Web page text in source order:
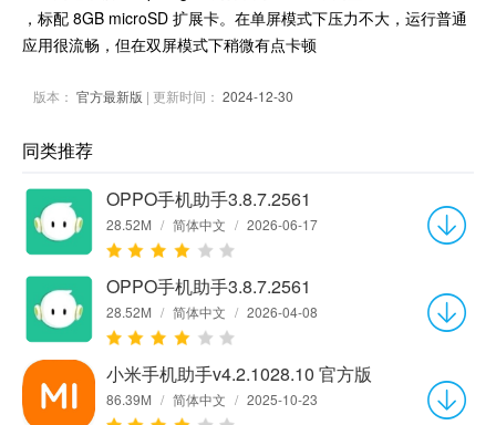
，标配 8GB microSD 扩展卡。在单屏模式下压力不大，运行普通
应用很流畅，但在双屏模式下稍微有点卡顿
版本： 官方最新版 | 更新时间： 2024-12-30
同类推荐
OPPO手机助手3.8.7.2561
28.52M / 简体中文 / 2026-06-17
OPPO手机助手3.8.7.2561
28.52M / 简体中文 / 2026-04-08
小米手机助手v4.2.1028.10 官方版
86.39M / 简体中文 / 2025-10-23